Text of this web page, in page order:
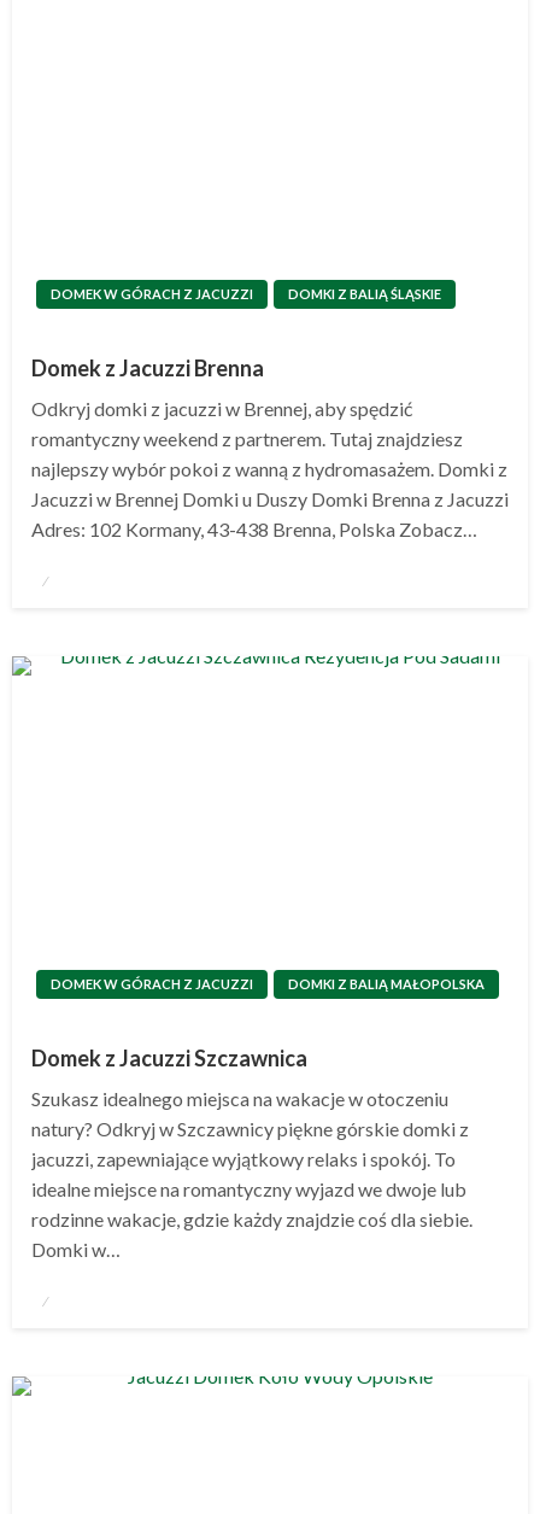
DOMEK W GÓRACH Z JACUZZI DOMKI Z BALIĄ ŚLĄSKIE
Domek z Jacuzzi Brenna
Odkryj domki z jacuzzi w Brennej, aby spędzić
romantyczny weekend z partnerem. Tutaj znajdziesz
najlepszy wybór pokoi z wanną z hydromasażem. Domki z
Jacuzzi w Brennej Domki u Duszy Domki Brenna z Jacuzzi
Adres: 102 Kormany, 43-438 Brenna, Polska Zobacz…
Opublikowane
DOMEK W GÓRACH Z JACUZZI DOMKI Z BALIĄ MAŁOPOLSKA
Domek z Jacuzzi Szczawnica
Szukasz idealnego miejsca na wakacje w otoczeniu
natury? Odkryj w Szczawnicy piękne górskie domki z
jacuzzi, zapewniające wyjątkowy relaks i spokój. To
idealne miejsce na romantyczny wyjazd we dwoje lub
rodzinne wakacje, gdzie każdy znajdzie coś dla siebie.
Domki w…
Opublikowane